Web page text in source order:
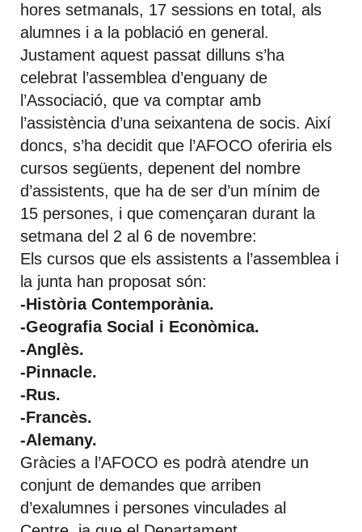
hores setmanals, 17 sessions en total, als
alumnes i a la població en general.
Justament aquest passat dilluns s’ha
celebrat l’assemblea d’enguany de
l’Associació, que va comptar amb
l’assistència d’una seixantena de socis. Així
doncs, s’ha decidit que l’AFOCO oferiria els
cursos següents, depenent del nombre
d’assistents, que ha de ser d’un mínim de
15 persones, i que començaran durant la
setmana del 2 al 6 de novembre:
Els cursos que els assistents a l’assemblea i
la junta han proposat són:
-Història Contemporània.
-Geografia Social i Econòmica.
-Anglès.
-Pinnacle.
-Rus.
-Francès.
-Alemany.
Gràcies a l’AFOCO es podrà atendre un
conjunt de demandes que arriben
d’exalumnes i persones vinculades al